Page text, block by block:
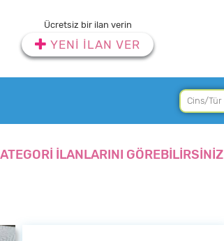
Ücretsiz bir ilan verin
YENİ İLAN VER
İLANLARINI GÖREBİLİRSİNİZ